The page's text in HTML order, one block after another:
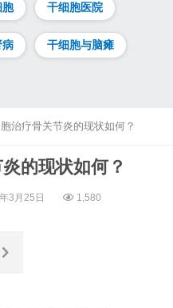
胞 干细胞医院
病 干细胞与脑瘫
治疗骨关节炎的现状如何？
的现状如何？
3月25日 1,580